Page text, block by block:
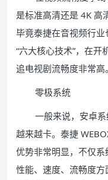
是标准高清还是 4K 高
毕竟泰捷在音视频行
“六大核心技术”，在开
追电视剧流畅度非常高。
零极系统
一般来说，安卓
越来越卡。泰捷
优势非常明显，不仅
性能、速度、流畅度方